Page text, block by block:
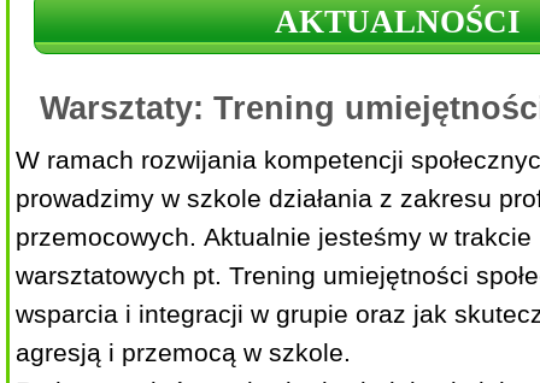
AKTUALNOŚCI
Warsztaty: Trening
W ramach rozwijania kompetencji
prowadzimy w szkole działania z zakresu
przemocowych. Aktualnie jesteśmy w
warsztatowych pt. Trening umiejętności
wsparcia i integracji w grupie oraz jak
agresją i przemocą w szkole.